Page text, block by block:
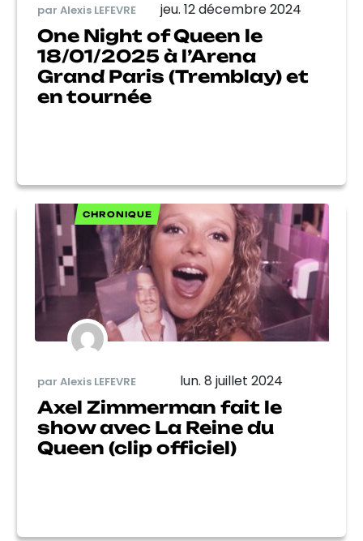
par Alexis LEFEVRE jeu. 12 décembre 2024
One Night of Queen le
18/01/2025 à l’Arena
Grand Paris (Tremblay) et
en tournée
CHRONIQUE
par Alexis LEFEVRE lun. 8 juillet 2024
Axel Zimmerman fait le
show avec La Reine du
Queen (clip officiel)